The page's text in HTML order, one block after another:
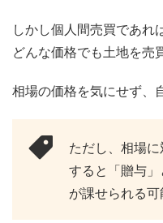
しかし個人間売買であれ
どんな価格でも土地を売
相場の価格を気にせず、
ただし、相場
すると「贈与
が課せられる可